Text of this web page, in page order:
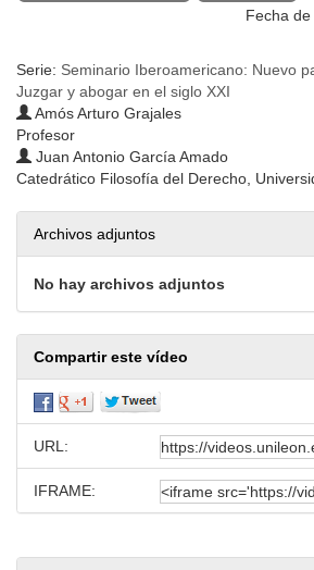
Fecha
Serie: Seminario Iberoamericano: Nuevo
Juzgar y abogar en el siglo XXI
Amós Arturo Grajales
Profesor
Juan Antonio García Amado
Catedrático Filosofía del Derecho,
Archivos adjuntos
No hay archivos adjuntos
Compartir este vídeo
URL:
IFRAME: